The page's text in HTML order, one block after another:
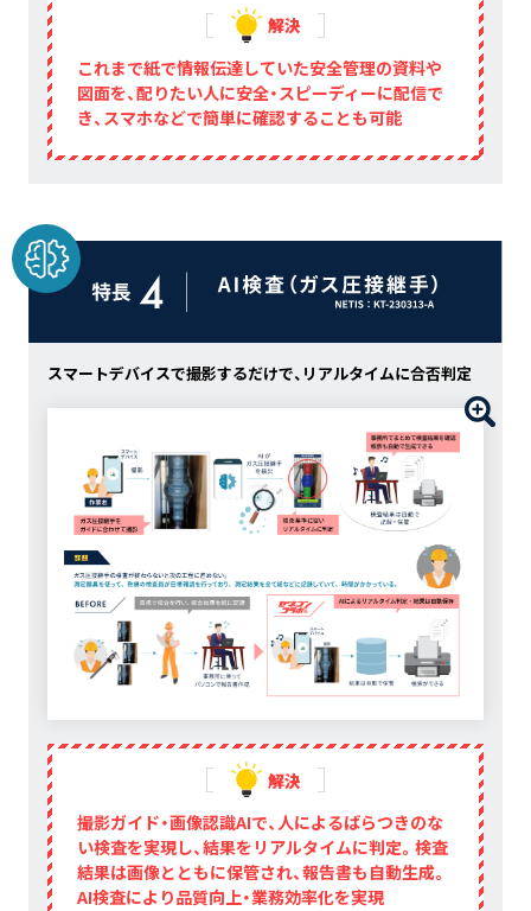
解決
これまで紙で情報伝達していた安全管理の資料や
図面を、配りたい人に安全・スピーディーに配信で
き、スマホなどで簡単に確認することも可能
スマートデバイスで撮影するだけで、リアルタイムに合否判定
解決
撮影ガイド・画像認識AIで、人によるばらつきのな
い検査を実現し、結果をリアルタイムに判定。検査
結果は画像とともに保管され、報告書も自動生成。
AI検査により品質向上・業務効率化を実現